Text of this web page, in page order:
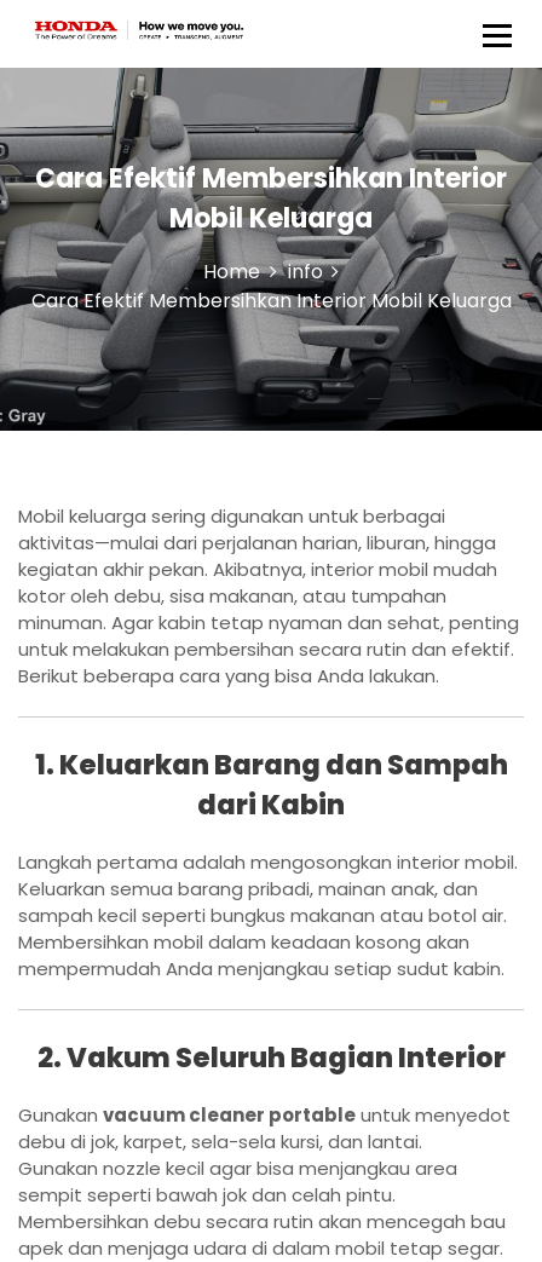
Honda Anugerah Body &
Paint
Cara Efektif Membersihkan Interior
Mobil Keluarga
Home
info
Cara Efektif Membersihkan Interior Mobil Keluarga
Mobil keluarga sering digunakan untuk berbagai
aktivitas—mulai dari perjalanan harian, liburan, hingga
kegiatan akhir pekan. Akibatnya, interior mobil mudah
kotor oleh debu, sisa makanan, atau tumpahan
minuman. Agar kabin tetap nyaman dan sehat, penting
untuk melakukan pembersihan secara rutin dan efektif.
Berikut beberapa cara yang bisa Anda lakukan.
1. Keluarkan Barang dan Sampah
dari Kabin
Langkah pertama adalah mengosongkan interior mobil.
Keluarkan semua barang pribadi, mainan anak, dan
sampah kecil seperti bungkus makanan atau botol air.
Membersihkan mobil dalam keadaan kosong akan
mempermudah Anda menjangkau setiap sudut kabin.
2. Vakum Seluruh Bagian Interior
Gunakan vacuum cleaner portableuntuk menyedot
debu di jok, karpet, sela-sela kursi, dan lantai.
Gunakan nozzle kecil agar bisa menjangkau area
sempit seperti bawah jok dan celah pintu.
Membersihkan debu secara rutin akan mencegah bau
apek dan menjaga udara di dalam mobil tetap segar.